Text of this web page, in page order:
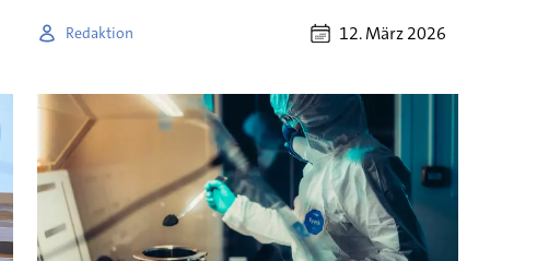
Redaktion 12. März 2026